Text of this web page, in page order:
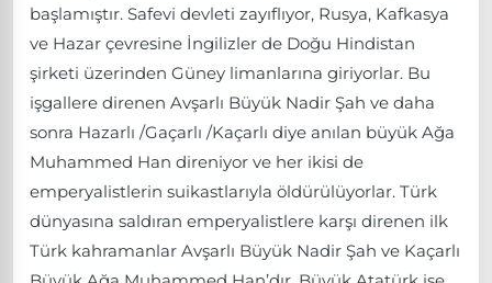
başlamıştır. Safevi devleti zayıflıyor, Rusya, Kafkasya
ve Hazar çevresine İngilizler de Doğu Hindistan
şirketi üzerinden Güney limanlarına giriyorlar. Bu
işgallere direnen Avşarlı Büyük Nadir Şah ve daha
sonra Hazarlı /Gaçarlı /Kaçarlı diye anılan büyük Ağa
Muhammed Han direniyor ve her ikisi de
emperyalistlerin suikastlarıyla öldürülüyorlar. Türk
dünyasına saldıran emperyalistlere karşı direnen ilk
Türk kahramanlar Avşarlı Büyük Nadir Şah ve Kaçarlı